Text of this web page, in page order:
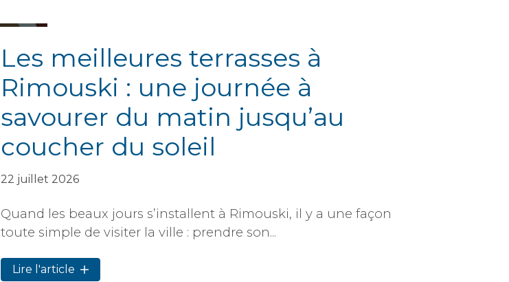
Les meilleures terrasses à
Rimouski : une journée à
savourer du matin jusqu’au
coucher du soleil
22 juillet 2026
Quand les beaux jours s’installent à Rimouski, il y a une façon
toute simple de visiter la ville : prendre son...
Lire l'article